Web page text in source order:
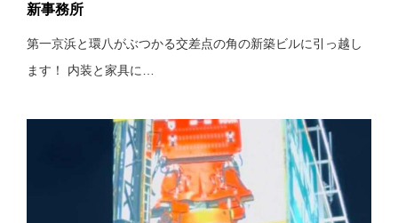
新事務所
第一京浜と環八がぶつかる交差点の角の新築ビルに引っ越し
ます！ 内装と家具に…